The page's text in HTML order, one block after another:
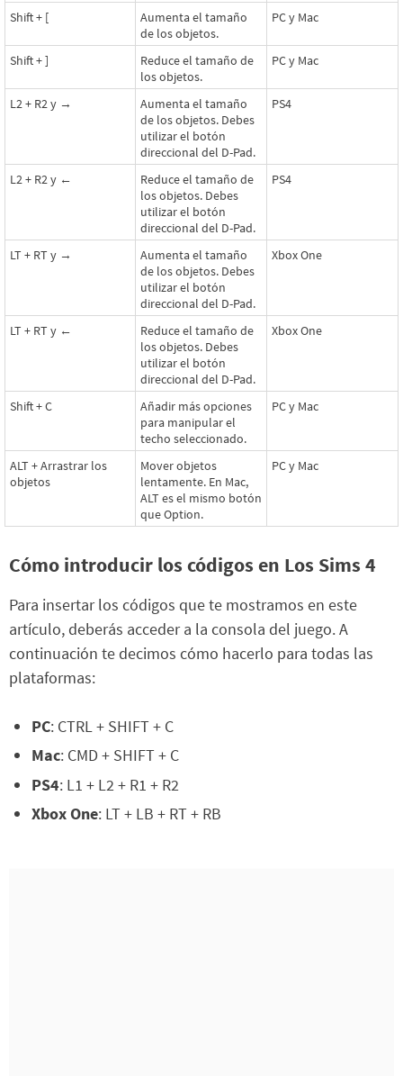
Shift + [
Aumenta el tamaño
de los objetos.
PC y Mac
Shift + ]
Reduce el tamaño de
los objetos.
PC y Mac
L2 + R2 y →
Aumenta el tamaño
de los objetos. Debes
utilizar el botón
direccional del D-Pad.
PS4
L2 + R2 y ←
Reduce el tamaño de
los objetos. Debes
utilizar el botón
direccional del D-Pad.
PS4
LT + RT y →
Aumenta el tamaño
de los objetos. Debes
utilizar el botón
direccional del D-Pad.
Xbox One
LT + RT y ←
Reduce el tamaño de
los objetos. Debes
utilizar el botón
direccional del D-Pad.
Xbox One
Shift + C
Añadir más opciones
para manipular el
techo seleccionado.
PC y Mac
ALT + Arrastrar los
objetos
Mover objetos
lentamente. En Mac,
ALT es el mismo botón
que Option.
PC y Mac
Cómo introducir los códigos en Los Sims 4
Para insertar los códigos que te mostramos en este
artículo, deberás acceder a la consola del juego. A
continuación te decimos cómo hacerlo para todas las
plataformas:
PC: CTRL + SHIFT + C
Mac: CMD + SHIFT + C
PS4: L1 + L2 + R1 + R2
Xbox One: LT + LB + RT + RB